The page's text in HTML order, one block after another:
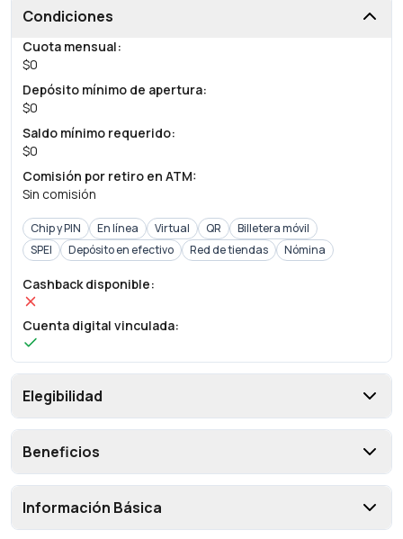
Condiciones
Cuota mensual:
$0
Depósito mínimo de apertura:
$0
Saldo mínimo requerido:
$0
Comisión por retiro en ATM:
Sin comisión
Chip y PIN En línea Virtual QR
Billetera móvil
SPEI
Depósito en efectivo Red de tiendas Nómina
Cashback disponible:
Cuenta digital vinculada:
Elegibilidad
Beneficios
Información Básica